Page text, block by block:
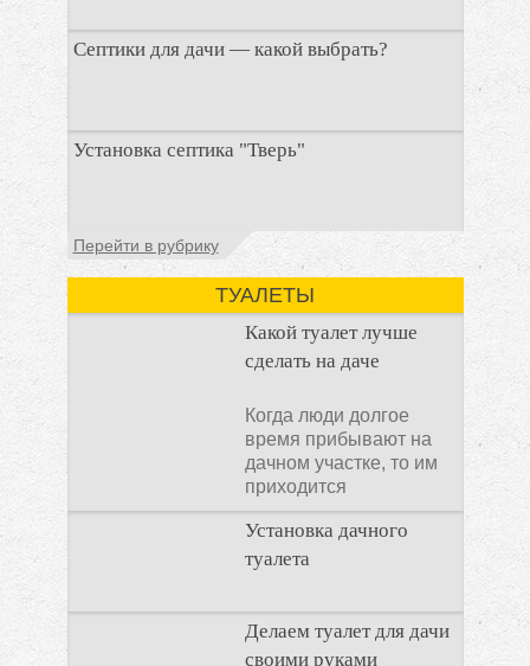
Септики для дачи — какой выбрать?
При строительстве дачи одной из
первоочередных задач становится
Установка септика "Тверь"
Установка септика Тверь - важнейший
аспект утилизации сточных вод в частных
домах и на загородных
Перейти в рубрику
ТУАЛЕТЫ
Какой туалет лучше
сделать на даче
Когда люди долгое
время прибывают на
дачном участке, то им
приходится
подстраивать все
условия
Установка дачного
туалета
Наличие туалета на
даче не является
необходимостью для
Делаем туалет для дачи
своими руками